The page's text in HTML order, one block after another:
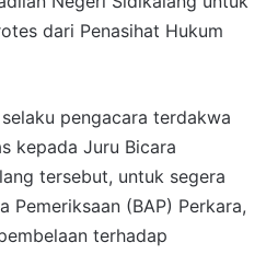
dari Penasihat Hukum
pengacara terdakwa
kepada Juru Bicara
tersebut, untuk segera
Pemeriksaan (BAP) Perkara,
terhadap